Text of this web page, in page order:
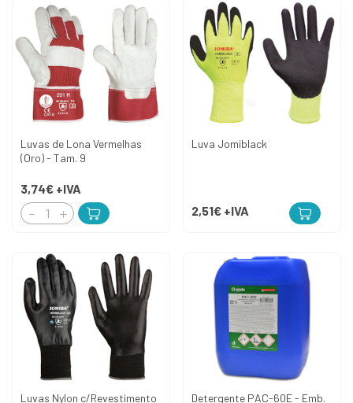
Luvas de Lona Vermelhas
(Oro) - Tam. 9
3,74€ +IVA
Luva Jomiblack
2,51€ +IVA
Luvas Nylon c/Revestimento Detergente PAC-60E - Emb.